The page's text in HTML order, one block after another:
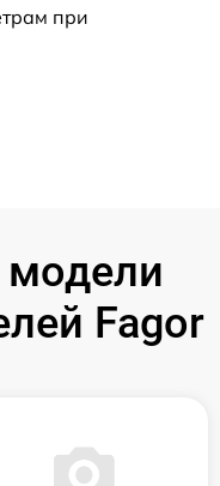
при
Fagor